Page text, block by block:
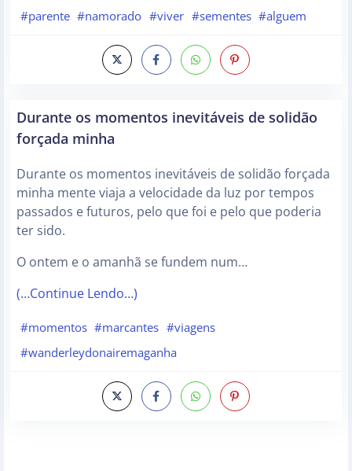
#parente #namorado #viver #sementes #alguem
Durante os momentos inevitáveis de solidão
forçada minha
Durante os momentos inevitáveis de solidão forçada
minha mente viaja a velocidade da luz por tempos
passados e futuros, pelo que foi e pelo que poderia
ter sido.
O ontem e o amanhã se fundem num…
(…Continue Lendo…)
#momentos #marcantes #viagens
#wanderleydonairemaganha